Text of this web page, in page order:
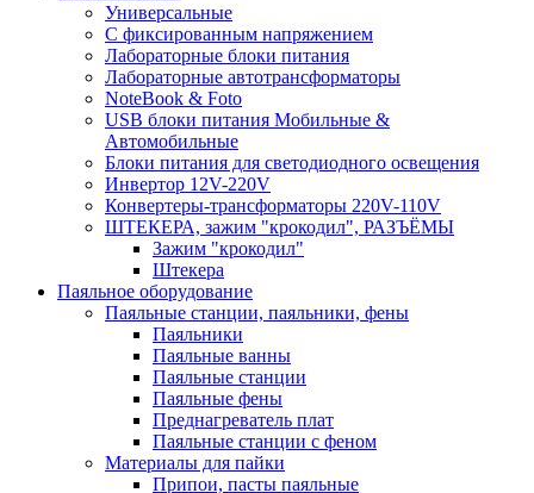
Универсальные
C фиксированным напряжением
Лабораторные блоки питания
Лабораторные автотрансформаторы
NoteBook & Foto
USB блоки питания Мобильные &
Автомобильные
Блоки питания для светодиодного освещения
Инвертор 12V-220V
Конвертеры-трансформаторы 220V-110V
ШТЕКЕРА, зажим "крокодил", РАЗЪЁМЫ
Зажим "крокодил"
Штекера
Паяльное оборудование
Паяльные станции, паяльники, фены
Паяльники
Паяльные ванны
Паяльные станции
Паяльные фены
Преднагреватель плат
Паяльные станции с феном
Материалы для пайки
Припои, пасты паяльные